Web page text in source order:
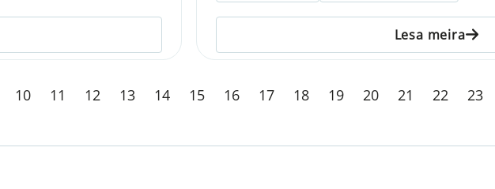
Lesa meira
10 11 12 13 14 15 16 17 18 19 20 21 22 23